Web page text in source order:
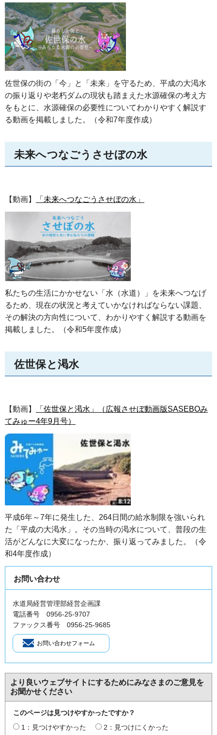
佐世保の街の「今」と「未来」を守るため、平成の大渇水
の振り返りや老朽ダムの現状も踏まえた水源確保の考え方
をもとに、水源確保の必要性についてわかりやすく解説す
る動画を掲載しました。（令和7年度作成）
未来へつなごうさせぼの水
【動画】 「未来へつなごうさせぼの水」
私たちの生活にかかせない「水（水道）」を未来へつなげ
るため、現在の状況と考えていかなければならない課題、
その解決の方向性について、わかりやすく解説する動画を
掲載しました。（令和5年度作成）
佐世保と渇水
【動画】
「佐世保と渇水」（広報させぼ動画版SASEBOみ
てみゅー4年9月号）
平成6年～7年に発生した、264日間の給水制限を強いられ
た「平成の大渇水」。その当時の渇水について、普段の生
活がどんなに大変になったか、振り返ってみました。（令
和4年度作成）
お問い合わせ
水道局経営管理部経営企画課
電話番号 0956-25-9707
ファックス番号 0956-25-9685
より良いウェブサイトにするためにみなさまのご意見を
お聞かせください
このページは見つけやすかったですか？
1：見つけやすかった
2：見つけにくかった